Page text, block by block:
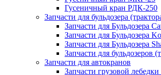
Гусеничный кран РДК-250
Запчасти для бульдозера
Запчасти для Бульдозера
Запчасти для Бульдозера
Запчасти для Бульдозера
Запчасти для
Запчасти для автокранов
Запчасти грузовой лебедки